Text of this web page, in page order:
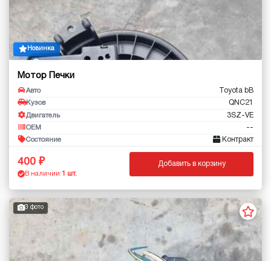
Новинка
Мотор Печки
Авто Toyota bB
Кузов QNC21
Двигатель 3SZ-VE
OEM --
Состояние Контракт
400
В наличии: 1 шт.
Добавить в корзину
3 фото